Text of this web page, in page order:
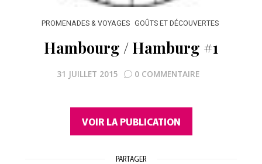
PROMENADES & VOYAGES GOÛTS ET DÉCOUVERTES
Hambourg / Hamburg #1
31 JUILLET 2015 0 COMMENTAIRE
VOIR LA PUBLICATION
PARTAGER